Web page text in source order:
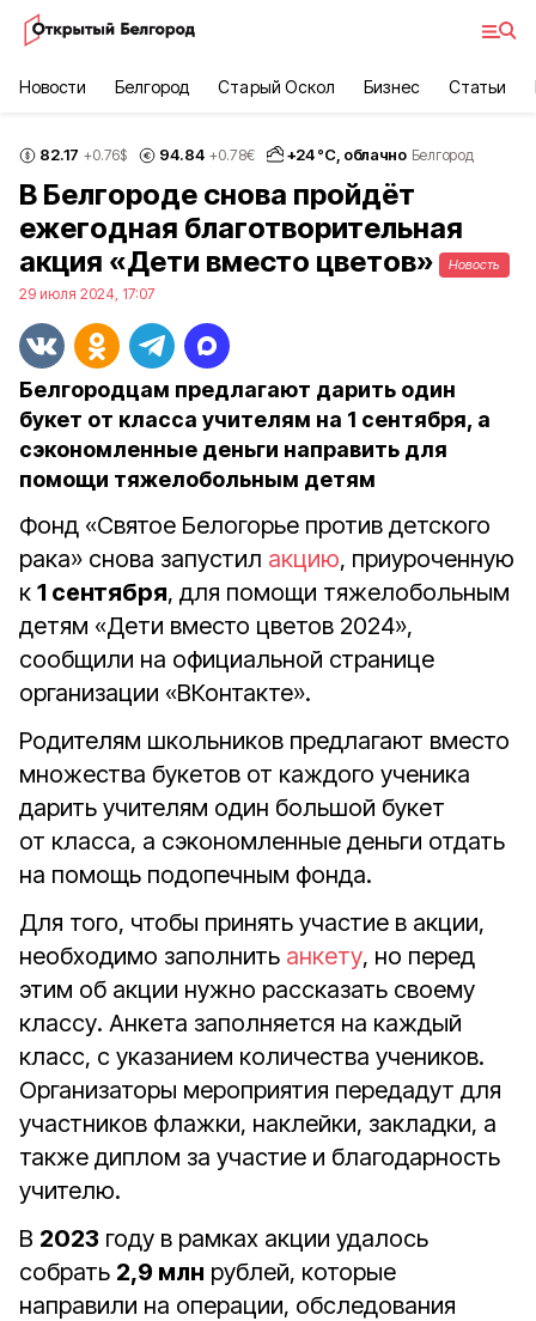
Новости Белгород Старый Оскол Бизнес Статьи
82.17 +0.76$ 94.84 +0.78€ +24°С, облачно Белгород
В Белгороде снова пройдёт
ежегодная благотворительная
акция «Дети вместо цветов»
Новость
29 июля 2024, 17:07
Белгородцам предлагают дарить один
букет от класса учителям на 1 сентября, а
сэкономленные деньги направить для
помощи тяжелобольным детям
Фонд «Святое Белогорье против детского
рака» снова запустил акцию, приуроченную
к 1 сентября, для помощи тяжелобольным
детям «Дети вместо цветов 2024»,
сообщили на официальной странице
организации «ВКонтакте».
Родителям школьников предлагают вместо
множества букетов от каждого ученика
дарить учителям один большой букет
от класса, а сэкономленные деньги отдать
на помощь подопечным фонда.
Для того, чтобы принять участие в акции,
необходимо заполнить анкету, но перед
этим об акции нужно рассказать своему
классу. Анкета заполняется на каждый
класс, с указанием количества учеников.
Организаторы мероприятия передадут для
участников флажки, наклейки, закладки, а
также диплом за участие и благодарность
учителю.
В 2023 году в рамках акции удалось
собрать 2,9 млн рублей, которые
направили на операции, обследования